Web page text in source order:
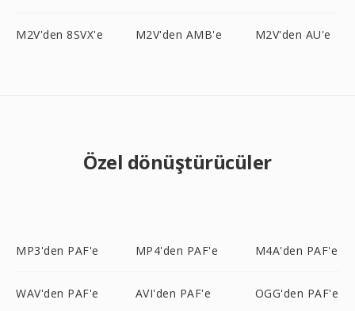
M2V'den 8SVX'e M2V'den AMB'e M2V'den AU'e
Özel dönüştürücüler
MP3'den PAF'e MP4'den PAF'e M4A'den PAF'e
WAV'den PAF'e AVI'den PAF'e OGG'den PAF'e